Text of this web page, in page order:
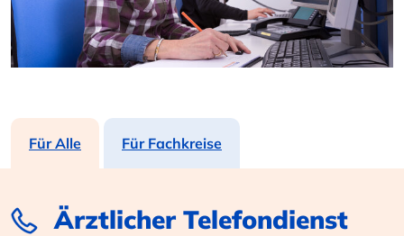
Für Alle Für Fachkreise
Ärztlicher Telefondienst